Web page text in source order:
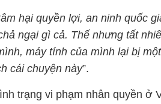
hại quyền lợi, an ninh quốc
ngại gì cả. Thế nhưng tất
máy tính của mình lại bị
cái chuyện này”.
trạng vi phạm nhân quyền ở